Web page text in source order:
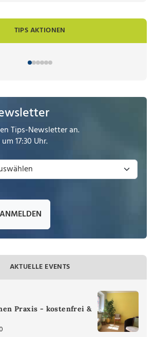
TIPS AKTIONEN
Tips-Newsletter an.
17:30 Uhr.
AKTUELLE EVENTS
Praxis - kostenfrei &